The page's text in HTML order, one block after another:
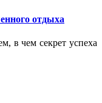
отдыха
в чем секрет успеха